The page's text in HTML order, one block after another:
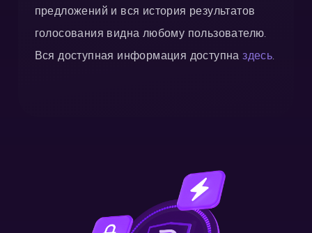
предложений и вся история результатов
голосования видна любому пользователю.
Вся доступная информация доступназдесь.